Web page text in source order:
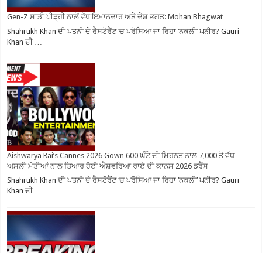
Gen-Z ਸਾਡੀ ਪੀੜ੍ਹੀ ਨਾਲੋਂ ਵੱਧ ਇਮਾਨਦਾਰ ਅਤੇ ਦੇਸ਼ ਭਗਤ: Mohan Bhagwat
Shahrukh Khan ਦੀ ਪਤਨੀ ਦੇ ਰੈਸਟੋਰੈਂਟ ‘ਚ ਪਰੋਸਿਆ ਜਾ ਰਿਹਾ ‘ਨਕਲੀ’ ਪਨੀਰ? Gauri
Khan ਦੀ …
Aishwarya Rai’s Cannes 2026 Gown 600 ਘੰਟੇ ਦੀ ਮਿਹਨਤ ਨਾਲ 7,000 ਤੋਂ ਵੱਧ
ਅਸਲੀ ਮੋਤੀਆਂ ਨਾਲ ਤਿਆਰ ਹੋਈ ਐਸ਼ਵਰਿਆ ਰਾਏ ਦੀ ਕਾਨਸ 2026 ਡਰੈੱਸ
Shahrukh Khan ਦੀ ਪਤਨੀ ਦੇ ਰੈਸਟੋਰੈਂਟ ‘ਚ ਪਰੋਸਿਆ ਜਾ ਰਿਹਾ ‘ਨਕਲੀ’ ਪਨੀਰ? Gauri
Khan ਦੀ …